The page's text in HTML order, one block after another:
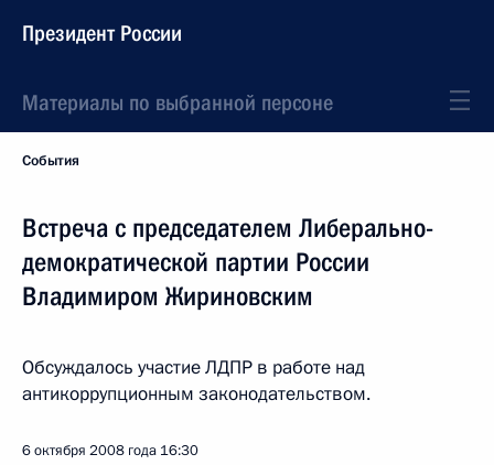
Президент России
Материалы по выбранной персоне
События
Встреча с председателем Либерально-
демократической партии России
Владимиром Жириновским
Обсуждалось участие ЛДПР в работе над
антикоррупционным законодательством.
6 октября 2008 года 16:30